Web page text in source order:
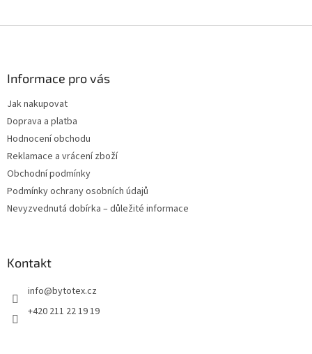
Informace pro vás
Jak nakupovat
Doprava a platba
Hodnocení obchodu
Reklamace a vrácení zboží
Obchodní podmínky
Podmínky ochrany osobních údajů
Nevyzvednutá dobírka – důležité informace
Kontakt
info@bytotex.cz
+420 211 22 19 19